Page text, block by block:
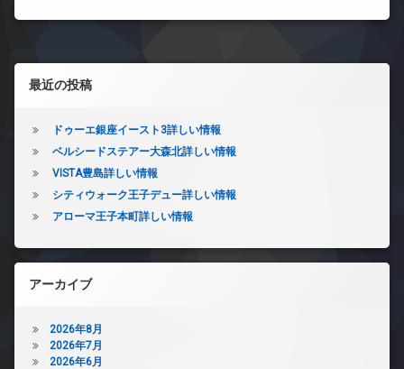
左サイドバー
最近の投稿
ドゥーエ銀座イースト3詳しい情報
ベルシードステアー大森北詳しい情報
VISTA豊島詳しい情報
シティウォーク王子デュー詳しい情報
アローマ王子本町詳しい情報
アーカイブ
2026年8月
2026年7月
2026年6月